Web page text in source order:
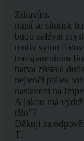
Zdravím,
musí se sítotisk
budu zalévat
motiv sytou
transparentním
barva zůstala
nejtenčí plátek
nastavení na
A jakou má
tělo"?
Děkuji za
T.